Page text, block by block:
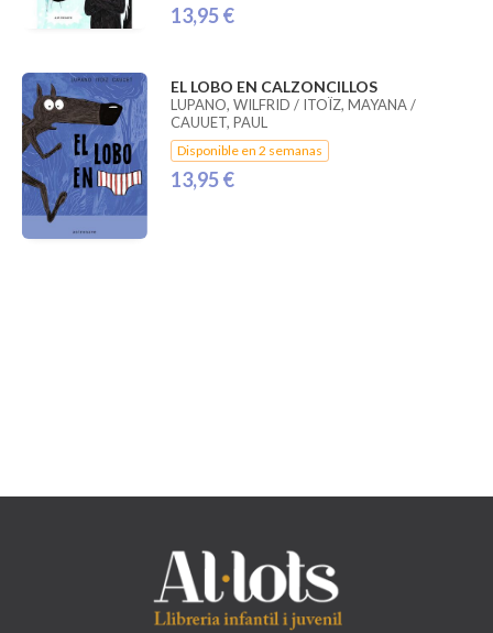
13,95 €
EL LOBO EN CALZONCILLOS
LUPANO, WILFRID / ITOÏZ, MAYANA /
CAUUET, PAUL
Disponible en 2 semanas
13,95 €